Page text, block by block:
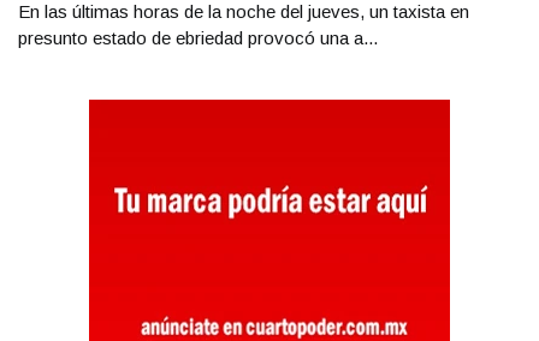
En las últimas horas de la noche del jueves, un taxista en
presunto estado de ebriedad provocó una a...